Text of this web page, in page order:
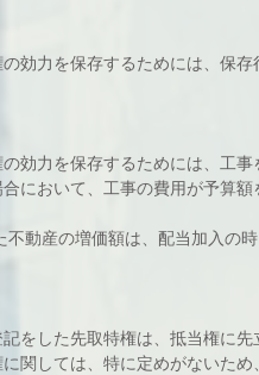
効力を保存するためには、保
効力を保存するためには、工
において、工事の費用が予算
不動産の増価額は、配当加入の
をした先取特権は、抵当権に先
関しては、特に定めがないため